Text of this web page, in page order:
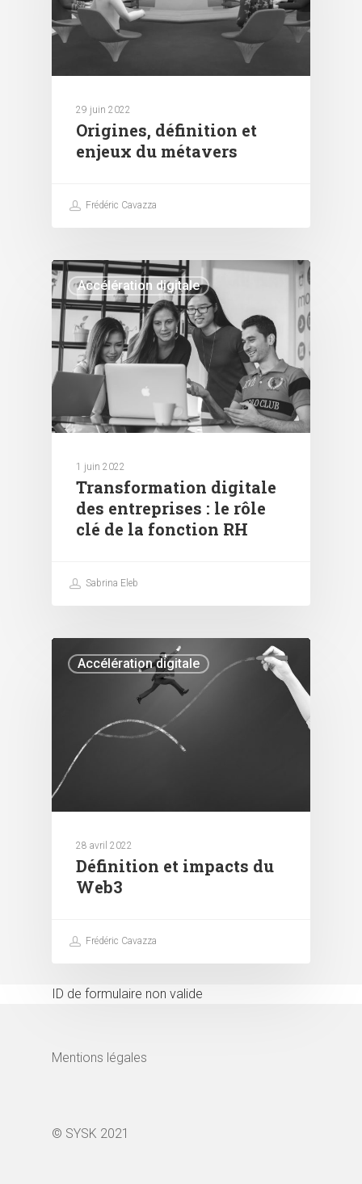
29 juin 2022
Origines, définition et
enjeux du métavers
Frédéric Cavazza
Accélération digitale
1 juin 2022
Transformation digitale
des entreprises : le rôle
clé de la fonction RH
Sabrina Eleb
Accélération digitale
28 avril 2022
Définition et impacts du
Web3
Frédéric Cavazza
ID de formulaire non valide
Mentions légales
© SYSK 2021